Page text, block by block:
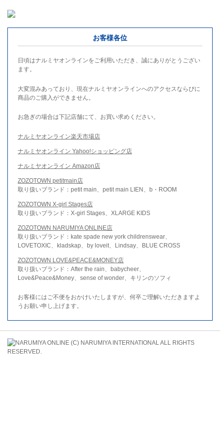
お客様各位
日頃はナルミヤオンラインをご利用いただき、誠にありがとうござい
ます。
大変混みあっており、現在ナルミヤオンラインへのアクセスならびに
商品のご購入ができません。
お急ぎの場合は下記店舗にて、お買い求めください。
ナルミヤオンライン楽天市場店
ナルミヤオンライン Yahoo!ショッピング店
ナルミヤオンライン Amazon店
ZOZOTOWN petitmain店
取り扱いブランド：petit main、petit main LIEN、b・ROOM
ZOZOTOWN X-girl Stages店
取り扱いブランド：X-girl Stages、XLARGE KIDS
ZOZOTOWN NARUMIYA ONLINE店
取り扱いブランド：kate spade new york childrenswear、
LOVETOXIC、kladskap、by loveit、Lindsay、BLUE CROSS
ZOZOTOWN LOVE&PEACE&MONEY店
取り扱いブランド：After the rain、babycheer、
Love&Peace&Money、sense of wonder、キリンのソフィ
お客様にはご不便をおかけいたしますが、何卒ご理解いただきますよ
うお願い申し上げます。